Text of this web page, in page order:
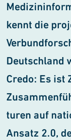
kennt die
Deutschland
Credo: Es ist
Zusammen
turen auf
Ansatz 2.0,